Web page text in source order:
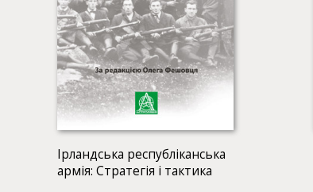
Ірландська республіканська
армія: Стратегія і тактика